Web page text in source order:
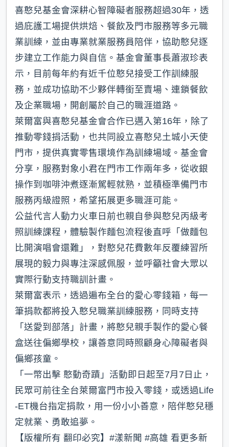
喜憨兒基金會深耕心智障礙者服務超過30年，透
過庇護工場提供烘焙、餐飲及門市服務等多元職
業訓練，並由專業就業服務員陪伴，協助憨兒逐
步建立工作能力與自信。基金會董事長蕭淑珍表
示，目前每年約有近千位憨兒接受工作訓練服
務，並成功協助不少夥伴轉銜至賣場、連鎖餐飲
及企業職場，開創屬於自己的職涯道路。
萊爾富與喜憨兒基金會合作已邁入第16年，除了
推動零錢捐活動，也共同設立喜憨兒土城小天使
門市，提供真實零售環境作為訓練場域。基金會
分享，服務對象小君在門市工作兩年多，從收銀
操作到咖啡沖煮逐漸駕輕就熟，並積極準備門市
服務丙級證照，希望拓展更多職涯可能。
公益代言人動力火車日前也親自參與憨兒丙級考
照訓練課程，體驗製作麵包流程後直呼「做麵包
比開演唱會還難」，對憨兒花費數年反覆練習所
展現的毅力與專注深感佩服，並呼籲社會大眾以
實際行動支持職訓計畫。
萊爾富表示，透過遍布全台的愛心零錢箱，每一
筆捐款都將投入憨兒職業訓練服務，同時支持
「送愛到部落」計畫，將憨兒親手製作的愛心餐
盒送往偏鄉學校，讓善意同時照顧身心障礙者與
偏鄉孩童。
「一幣出擊 憨動奇蹟」活動即日起至7月7日止，
民眾可前往全台萊爾富門市投入零錢，或透過Life
-ET機台指定捐款，用一份小小善意，陪伴憨兒穩
定就業、勇敢追夢。
【版權所有 翻印必究】#漾新聞 #高雄 看更多新